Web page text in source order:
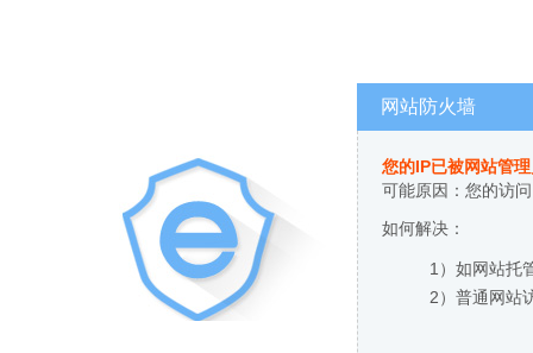
网站防火墙
您的IP已被网站管
可能原因：您的访
如何解决：
1）如网站托
2）普通网站